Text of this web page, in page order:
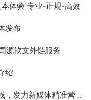
体验 专业-正规-高效
发布
源软文外链服务
绍
发力新媒体精准营销！